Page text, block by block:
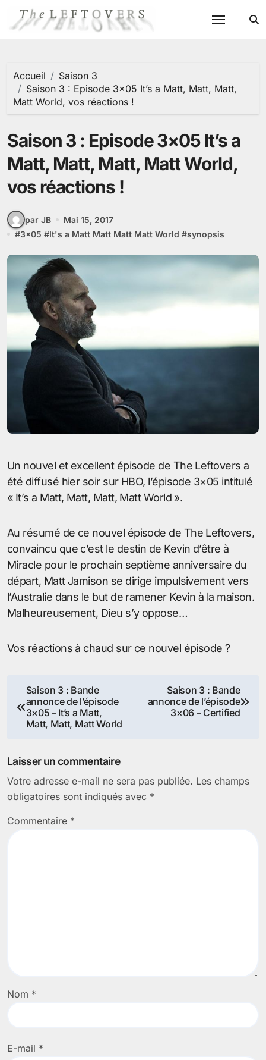
contenu
Accueil
Saison 3
Saison 3 : Episode 3×05 It’s a Matt, Matt, Matt,
Matt World, vos réactions !
Saison 3 : Episode 3×05 It’s a
Matt, Matt, Matt, Matt World,
vos réactions !
par JB
Mai 15, 2017
#3x05 #It's a Matt Matt Matt Matt World #synopsis
Un nouvel et excellent épisode de The Leftovers a
été diffusé hier soir sur HBO, l’épisode 3×05 intitulé
« It’s a Matt, Matt, Matt, Matt World ».
Au résumé de ce nouvel épisode de The Leftovers,
convaincu que c’est le destin de Kevin d’être à
Miracle pour le prochain septième anniversaire du
départ, Matt Jamison se dirige impulsivement vers
l’Australie dans le but de ramener Kevin à la maison.
Malheureusement, Dieu s’y oppose…
Vos réactions à chaud sur ce nouvel épisode ?
Navigation
de
Saison 3 : Bande
annonce de l’épisode
3×05 – It’s a Matt,
Matt, Matt, Matt World
Saison 3 : Bande
annonce de l’épisode
3×06 – Certified
Laisser un commentaire
Votre adresse e-mail ne sera pas publiée. Les champs
obligatoires sont indiqués avec *
Commentaire *
Nom *
E-mail *